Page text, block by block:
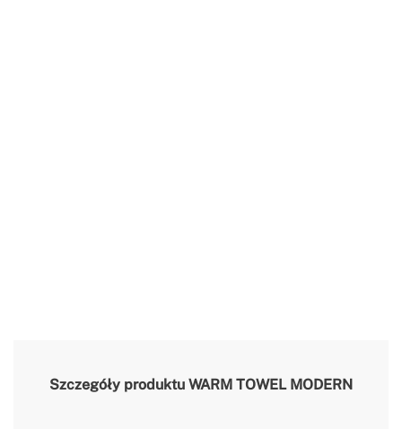
Szczegóły produktu WARM TOWEL MODERN